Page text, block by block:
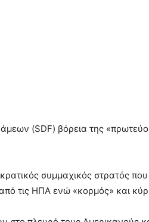
(SDF) βόρεια της
συμμαχικός στρατός
τις ΗΠΑ ενώ «κορμός» και